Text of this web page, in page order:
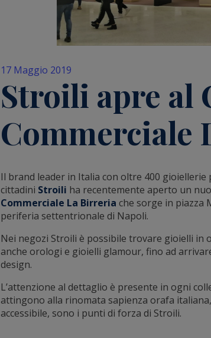
17 Maggio 2019
Stroili apre al
Commerciale
Il brand leader in Italia con oltre 400
cittadini Stroili ha recentemente aperto un
Commerciale La Birreria che sorge in piazza
periferia settentrionale di Napoli.
Nei negozi Stroili è possibile trovare gioielli in
anche orologi e gioielli glamour, fino ad
design.
L’attenzione al dettaglio è presente in ogni
attingono alla rinomata sapienza orafa
accessibile, sono i punti di forza di Stroili.